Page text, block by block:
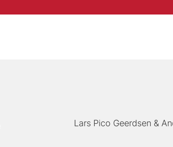
Lars Pico Geerdsen